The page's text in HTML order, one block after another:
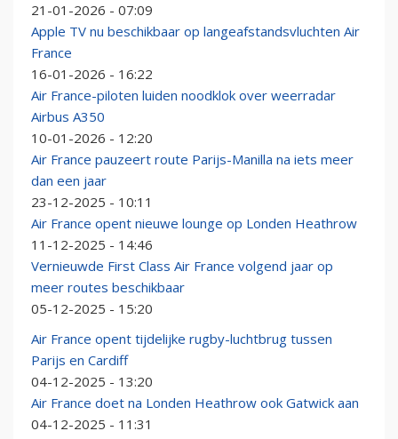
21-01-2026 - 07:09
Apple TV nu beschikbaar op langeafstandsvluchten Air
France
16-01-2026 - 16:22
Air France-piloten luiden noodklok over weerradar
Airbus A350
10-01-2026 - 12:20
Air France pauzeert route Parijs-Manilla na iets meer
dan een jaar
23-12-2025 - 10:11
Air France opent nieuwe lounge op Londen Heathrow
11-12-2025 - 14:46
Vernieuwde First Class Air France volgend jaar op
meer routes beschikbaar
05-12-2025 - 15:20
Air France opent tijdelijke rugby-luchtbrug tussen
Parijs en Cardiff
04-12-2025 - 13:20
Air France doet na Londen Heathrow ook Gatwick aan
04-12-2025 - 11:31